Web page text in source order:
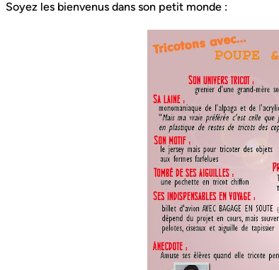
Soyez les bienvenus dans son petit monde :